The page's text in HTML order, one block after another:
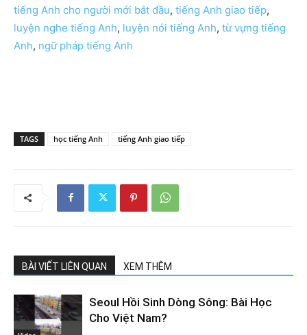
tiếng Anh cho người mới bắt đầu, tiếng Anh giao tiếp,
luyện nghe tiếng Anh, luyện nói tiếng Anh, từ vựng tiếng
Anh, ngữ pháp tiếng Anh
TAGS học tiếng Anh tiếng Anh giao tiếp
BÀI VIẾT LIÊN QUAN XEM THÊM
Seoul Hồi Sinh Dòng Sông: Bài Học
Cho Việt Nam?